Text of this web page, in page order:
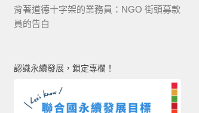
背著道德十字架的業務員：NGO 街頭募款
員的告白
認識永續發展，鎖定專欄！